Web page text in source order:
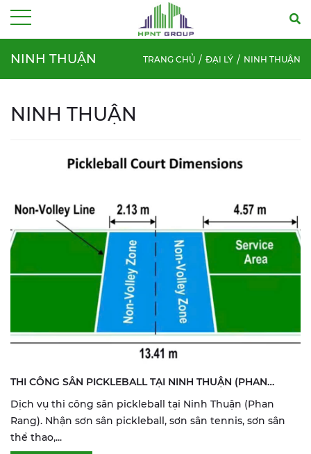
NINH THUẬN TRANG CHỦ ĐẠI LÝ NINH THUẬN
NINH THUẬN
THI CÔNG SÂN PICKLEBALL TẠI NINH THUẬN (PHAN
RANG) | SƠN & SỬA SÂN THỂ THAO
Dịch vụ thi công sân pickleball tại Ninh Thuận (Phan
Rang). Nhận sơn sân pickleball, sơn sân tennis, sơn sân
thể thao,...